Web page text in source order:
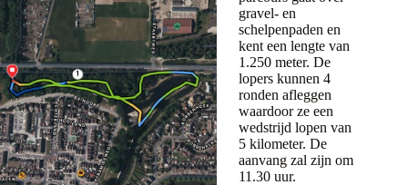
gravel- en
schelpenpaden en
kent een lengte van
1.250 meter. De
lopers kunnen 4
ronden afleggen
waardoor ze een
wedstrijd lopen van
5 kilometer. De
aanvang zal zijn om
11.30 uur.